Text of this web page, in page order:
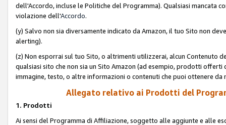
dell'Accordo, incluse le Politiche del Programma). Qualsiasi mancata
violazione dell'Accordo.
(y) Salvo non sia diversamente indicato da Amazon, il tuo Sito non
alerting).
(z) Non esporrai sul tuo Sito, o altrimenti utilizzerai, alcun Contenuto
qualsiasi sito che non sia un Sito Amazon (ad esempio, prodotti
immagine, testo, o altre informazioni o contenuti che puoi ottenere da
Allegato relativo ai Prodotti del
1. Prodotti
Ai sensi del Programma di Affiliazione, soggetto alle aggiunte e alle